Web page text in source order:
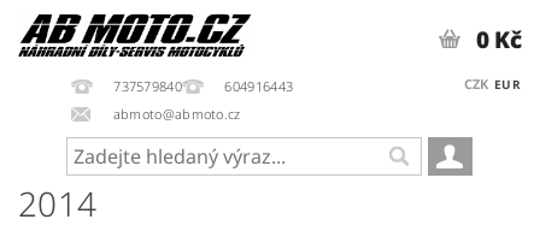
737579840
604916443
abmoto@abmoto.cz
CZK EUR
0 Kč
2014